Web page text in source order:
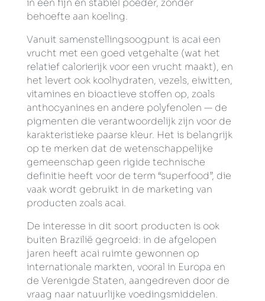
in een fijn en stabiel poeder, zonder
behoefte aan koeling.
Vanuit samenstellingsoogpunt is acai een
vrucht met een goed vetgehalte (wat het
relatief calorierijk voor een vrucht maakt), en
het levert ook koolhydraten, vezels, eiwitten,
vitamines en bioactieve stoffen op, zoals
anthocyanines en andere polyfenolen — de
pigmenten die verantwoordelijk zijn voor de
karakteristieke paarse kleur. Het is belangrijk
op te merken dat de wetenschappelijke
gemeenschap geen rigide technische
definitie heeft voor de term “superfood”, die
vaak wordt gebruikt in de marketing van
producten zoals acai.
De interesse in dit soort producten is ook
buiten Brazilië gegroeid: in de afgelopen
jaren heeft acai ruimte gewonnen op
internationale markten, vooral in Europa en
de Verenigde Staten, aangedreven door de
vraag naar natuurlijke voedingsmiddelen.